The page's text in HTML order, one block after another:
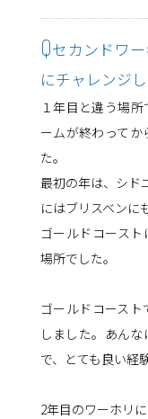
Qセカンドワ
にチャレンジ
１年目と違う場
ームが終わって
た。
最初の年は、シド
にはブリスベンに
ゴールドコース
場所でした。
ゴールドコース
しました。あん
で、とても良い経
2年目のワーホリ